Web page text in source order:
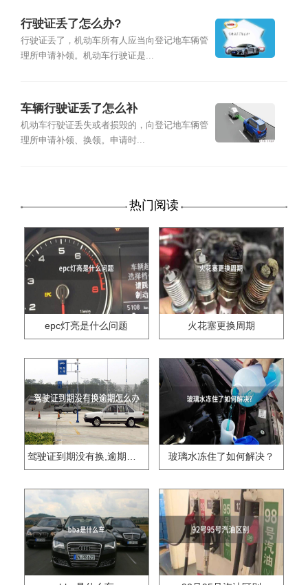
行驶证丢了怎么办?
行驶证丢了，机动车所有人应当向登记地车辆管
理所申请补领。机动车行驶证是...
车辆行驶证丢了怎么补
机动车行驶证丢失或者损毁的，向登记地车辆管
理所申请补领、换领。申请时...
热门阅读
epc灯亮是什么问题 火花塞更换周期
驾驶证到期没有换,逾期怎么办?? 玻璃水冻住了如何解决？